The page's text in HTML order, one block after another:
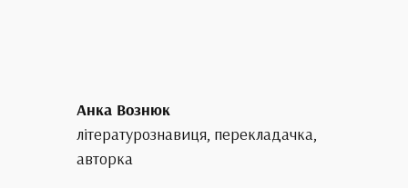
Анка Вознюк
літературознавиця, перекладачка,
авторка